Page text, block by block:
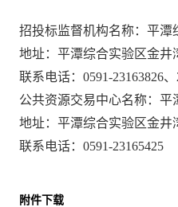
招投标监督机构名称： 平潭
地址： 平潭综合实验区金井
联系电话： 0591-23163826
公共资源交易中心名称： 平
地址： 平潭综合实验区金井
联系电话： 0591-23165425
附件下载